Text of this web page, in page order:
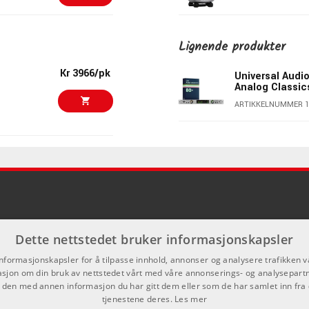
belaste datamaskinen unødvendig.
trommemaskiner, outboard og annet line-basert
og produksjon. Samlingen omfatter channel strips,
gitar- og bassprosessorer samt instrumenter.
Bass Management for subwoofer og flerkanals lytting. Det
Kr 23390/stk
Kr 44554/stk
Analog Classics
Universal
QUAD with
ARTIKKELNUMMER
Teenage
Kr 3966/pk
Lignende produkter
Universal
Analog
ARTIKKELNUMMER
Dette nettstedet bruker informasjonskapsler
for å tilpasse innhold, annonser og analysere trafikken
om din bruk av nettstedet vårt med våre annonserings- og
med annen informasjon du har gitt dem eller som de har samlet inn fra
tjenestene deres. Les mer